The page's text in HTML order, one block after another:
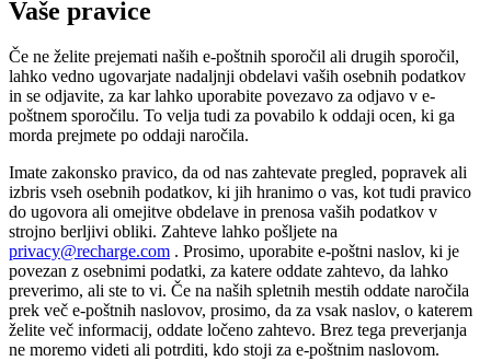
Vaše pravice
Če ne želite prejemati naših e-poštnih sporočil ali drugih sporočil,
lahko vedno ugovarjate nadaljnji obdelavi vaših osebnih podatkov
in se odjavite, za kar lahko uporabite povezavo za odjavo v e-
poštnem sporočilu. To velja tudi za povabilo k oddaji ocen, ki ga
morda prejmete po oddaji naročila.
Imate zakonsko pravico, da od nas zahtevate pregled, popravek ali
izbris vseh osebnih podatkov, ki jih hranimo o vas, kot tudi pravico
do ugovora ali omejitve obdelave in prenosa vaših podatkov v
strojno berljivi obliki. Zahteve lahko pošljete na
privacy@recharge.com . Prosimo, uporabite e-poštni naslov, ki je
povezan z osebnimi podatki, za katere oddate zahtevo, da lahko
preverimo, ali ste to vi. Če na naših spletnih mestih oddate naročila
prek več e-poštnih naslovov, prosimo, da za vsak naslov, o katerem
želite več informacij, oddate ločeno zahtevo. Brez tega preverjanja
ne moremo videti ali potrditi, kdo stoji za e-poštnim naslovom.